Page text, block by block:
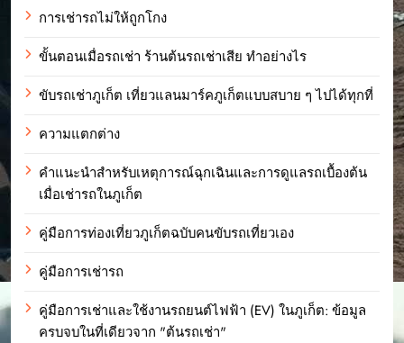
การเช่ารถไม่ให้ถูกโกง
ขั้นตอนเมื่อรถเช่า ร้านต้นรถเช่าเสีย ทำอย่างไร
ขับรถเช่าภูเก็ต เที่ยวแลนมาร์คภูเก็ตแบบสบาย ๆ ไปได้ทุกที่
ความแตกต่าง
คำแนะนำสำหรับเหตุการณ์ฉุกเฉินและการดูแลรถเบื้องต้น
เมื่อเช่ารถในภูเก็ต
คู่มือการท่องเที่ยวภูเก็ตฉบับคนขับรถเที่ยวเอง
คู่มือการเช่ารถ
คู่มือการเช่าและใช้งานรถยนต์ไฟฟ้า (EV) ในภูเก็ต: ข้อมูล
ครบจบในที่เดียวจาก "ต้นรถเช่า"